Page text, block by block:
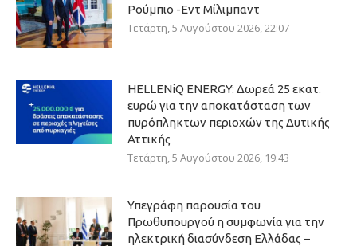
Ρούμπιο -Εντ Μίλιμπαντ
Τετάρτη, 5 Αυγούστου 2026, 22:07
HELLENiQ ENERGY: Δωρεά 25 εκατ.
ευρώ για την αποκατάσταση των
πυρόπληκτων περιοχών της Δυτικής
Αττικής
Τετάρτη, 5 Αυγούστου 2026, 19:43
Υπεγράφη παρουσία του
Πρωθυπουργού η συμφωνία για την
ηλεκτρική διασύνδεση Ελλάδας –